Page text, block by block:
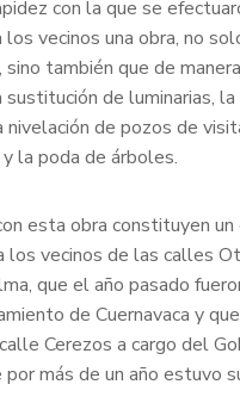
con la que se
vecinos una obra, no
sino también que de
de luminarias, la
nivelación de pozos de
la poda de árboles.
esta obra constituyen un
los vecinos de las calles
que el año pasado
de Cuernavaca y
Cerezos a cargo del
más de un año estuvo